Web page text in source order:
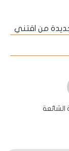
من اقتني
الشائعة